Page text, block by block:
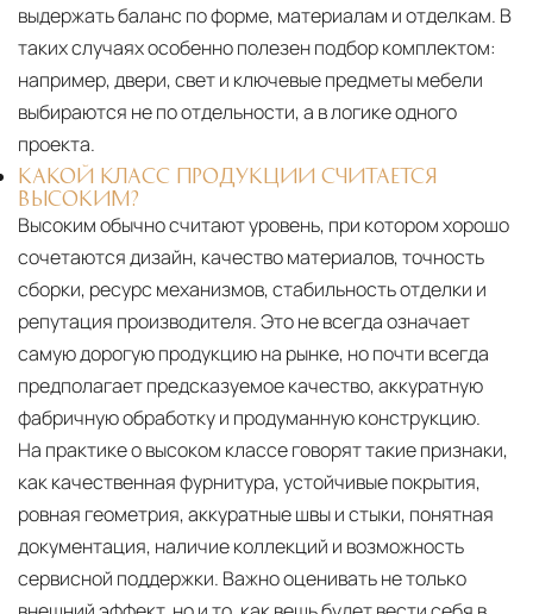
выдержать баланс по форме, материалам и отделкам. В
таких случаях особенно полезен подбор комплектом:
например, двери, свет и ключевые предметы мебели
выбираются не по отдельности, а в логике одного
проекта.
КАКОЙ КЛАСС ПРОДУКЦИИ СЧИТАЕТСЯ
ВЫСОКИМ?
Высоким обычно считают уровень, при котором хорошо
сочетаются дизайн, качество материалов, точность
сборки, ресурс механизмов, стабильность отделки и
репутация производителя. Это не всегда означает
самую дорогую продукцию на рынке, но почти всегда
предполагает предсказуемое качество, аккуратную
фабричную обработку и продуманную конструкцию.
На практике о высоком классе говорят такие признаки,
как качественная фурнитура, устойчивые покрытия,
ровная геометрия, аккуратные швы и стыки, понятная
документация, наличие коллекций и возможность
сервисной поддержки. Важно оценивать не только